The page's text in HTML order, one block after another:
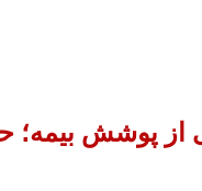
پوشش بیمه؛